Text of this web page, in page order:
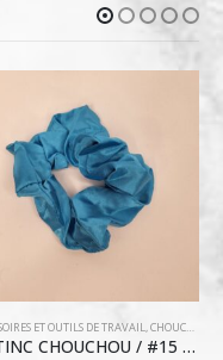
ET OUTILS DE TRAVAIL,MAQUILLAGE / VERNIS À ONGLE
VERNIS A ONGLE BK ORANGE #16